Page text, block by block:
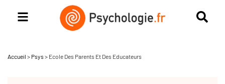
Accueil > Psys > Ecole Des Parents Et Des Educateurs